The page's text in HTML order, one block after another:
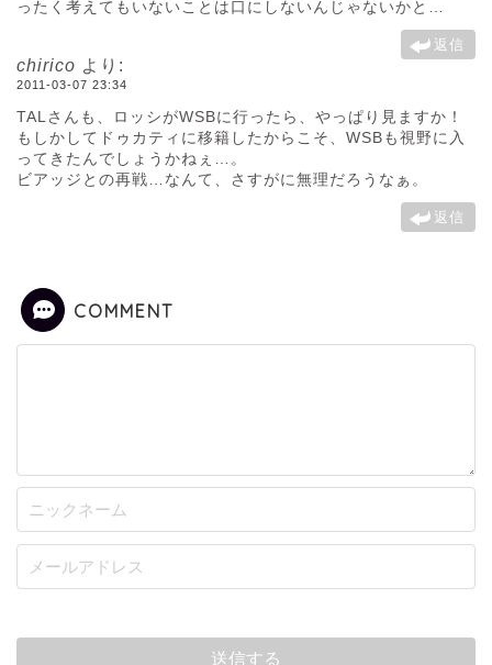
ったく考えてもいないことは口にしないんじゃないかと…
返信
chirico より:
2011-03-07 23:34
TALさんも、ロッシがWSBに行ったら、やっぱり見ますか！
もしかしてドゥカティに移籍したからこそ、WSBも視野に入
ってきたんでしょうかねぇ…。
ビアッジとの再戦…なんて、さすがに無理だろうなぁ。
返信
COMMENT